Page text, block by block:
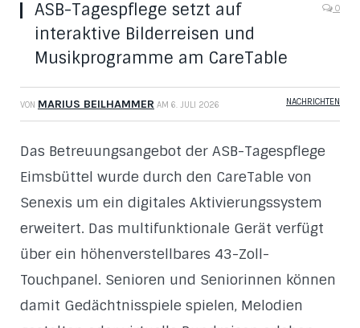
ASB-Tagespflege setzt auf
interaktive Bilderreisen und
Musikprogramme am CareTable
0
VON MARIUS BEILHAMMER AM 6. JULI 2026 NACHRICHTEN
Das Betreuungsangebot der ASB-Tagespflege
Eimsbüttel wurde durch den CareTable von
Senexis um ein digitales Aktivierungssystem
erweitert. Das multifunktionale Gerät verfügt
über ein höhenverstellbares 43-Zoll-
Touchpanel. Senioren und Seniorinnen können
damit Gedächtnisspiele spielen, Melodien